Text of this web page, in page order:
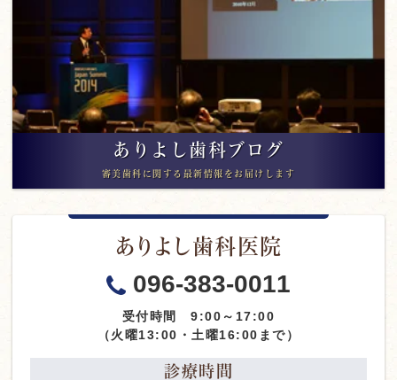
ありよし歯科ブログ
審美歯科に関する最新情報をお届けします
ありよし歯科医院
096-383-0011
受付時間 9:00～17:00
（火曜13:00・土曜16:00まで）
診療時間